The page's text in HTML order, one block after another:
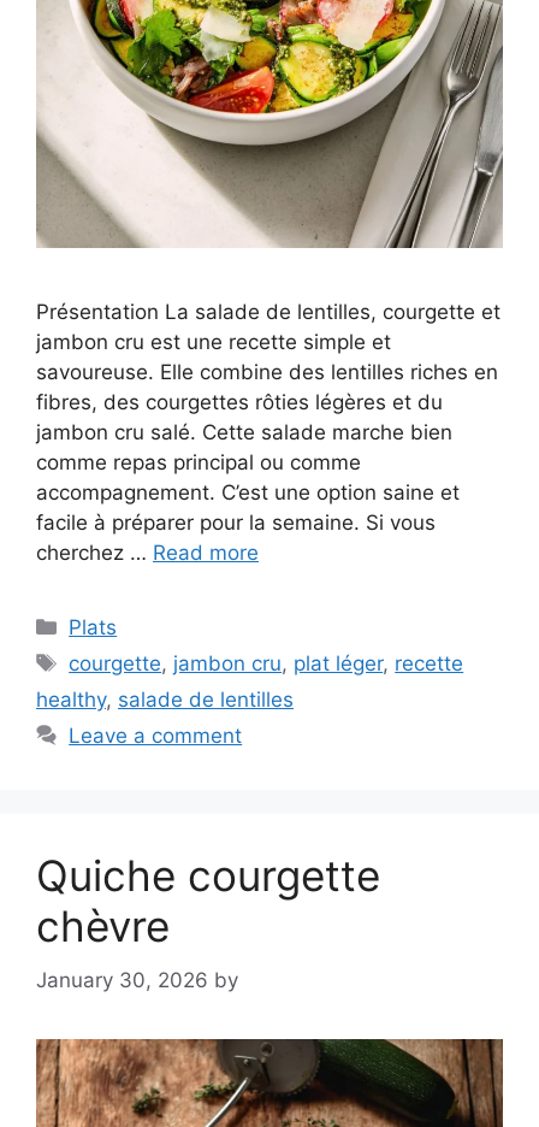
Présentation La salade de lentilles, courgette et
jambon cru est une recette simple et
savoureuse. Elle combine des lentilles riches en
fibres, des courgettes rôties légères et du
jambon cru salé. Cette salade marche bien
comme repas principal ou comme
accompagnement. C’est une option saine et
facile à préparer pour la semaine. Si vous
cherchez … Read more
Categories
Plats
Tags
courgette, jambon cru, plat léger, recette
healthy, salade de lentilles
Leave a comment
Quiche courgette
chèvre
January 30, 2026 by